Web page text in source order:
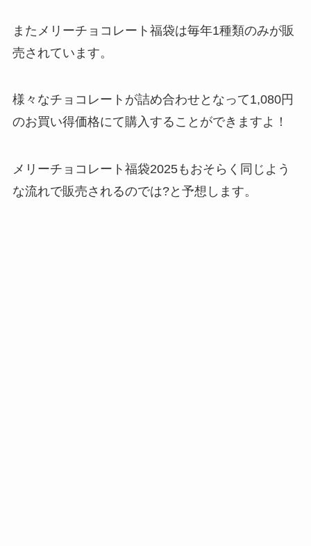
またメリーチョコレート福袋は毎年1種類のみが販
売されています。
様々なチョコレートが詰め合わせとなって1,080円
のお買い得価格にて購入することができますよ！
メリーチョコレート福袋2025もおそらく同じよう
な流れで販売されるのでは?と予想します。